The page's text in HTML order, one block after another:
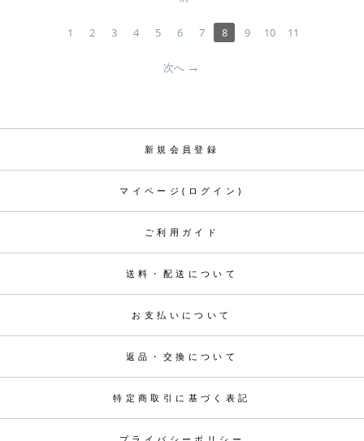
1 2 3 4 5 6 7 8 9 10 11
次へ
新規会員登録
マイページ(ログイン)
ご利用ガイド
送料・配送について
お支払いについて
返品・交換について
特定商取引に基づく表記